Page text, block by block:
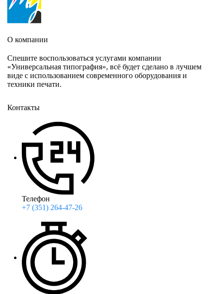
О компании
Спешите воспользоваться услугами компании
«Универсальная типография», всё будет сделано в лучшем
виде с использованием современного оборудования и
техники печати.
Контакты
Телефон
+7 (351) 264-47-26